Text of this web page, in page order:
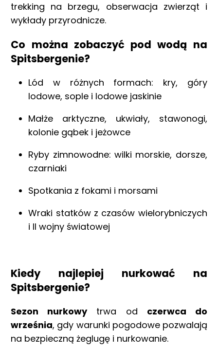
trekking na brzegu, obserwacja zwierząt i
wykłady przyrodnicze.
Co można zobaczyć pod wodą na
Spitsbergenie?
Lód w różnych formach: kry, góry
lodowe, sople i lodowe jaskinie
Małże arktyczne, ukwiały, stawonogi,
kolonie gąbek i jeżowce
Ryby zimnowodne: wilki morskie, dorsze,
czarniaki
Spotkania z fokami i morsami
Wraki statków z czasów wielorybniczych
i II wojny światowej
Kiedy najlepiej nurkować na
Spitsbergenie?
Sezon nurkowytrwa od czerwca do
września, gdy warunki pogodowe pozwalają
na bezpieczną żeglugę i nurkowanie.